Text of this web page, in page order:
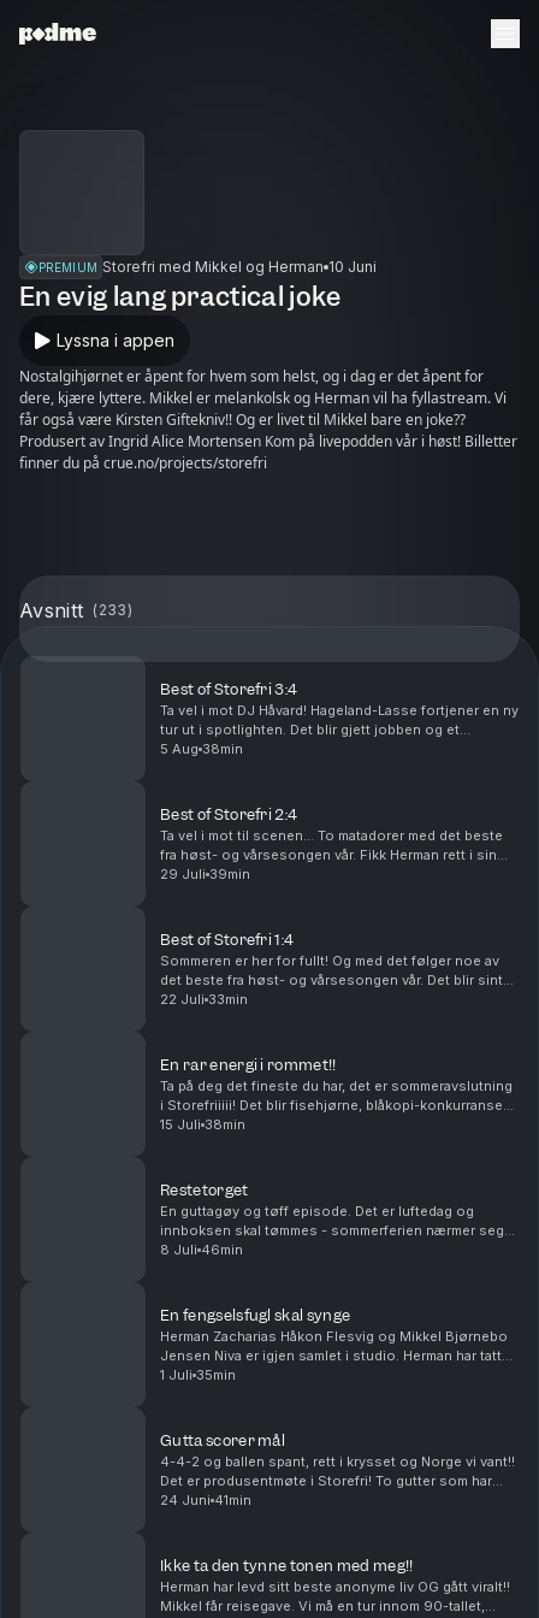
PREMIUM Storefri med Mikkel og Herman 10 Juni
En evig lang practical joke
Lyssna i appen
Nostalgihjørnet er åpent for hvem som helst, og i dag er det åpent for
dere, kjære lyttere. Mikkel er melankolsk og Herman vil ha fyllastream. Vi
får også være Kirsten Giftekniv!! Og er livet til Mikkel bare en joke??
Produsert av Ingrid Alice Mortensen Kom på livepodden vår i høst! Billetter
finner du på crue.no/projects/storefri
Avsnitt ( 233)
Best of Storefri 3:4
Ta vel i mot DJ Håvard! Hageland-Lasse fortjener en ny
tur ut i spotlighten. Det blir gjett jobben og et
tilbakeblikk med sexy matbestillinger… Produsert av
5 Aug 38min
Best of Storefri 2:4
Ta vel i mot til scenen… To matadorer med det beste
fra høst- og vårsesongen vår. Fikk Herman rett i sin
Karpeworld-prediction? Det blir tulletelefon og fis og
29 Juli 39min
Best of Storefri 1:4
Sommeren er her for fullt! Og med det følger noe av
det beste fra høst- og vårsesongen vår. Det blir sinte
riddere, et gjenhør med Hjelp meg (!!), Zero Rest Boys
22 Juli 33min
En rar energi i rommet!!
Ta på deg det fineste du har, det er sommeravslutning
i Storefriiiii! Det blir fisehjørne, blåkopi-konkurranse
og harde tilbakemeldinger fra anmelderen. Produsert
15 Juli 38min
Restetorget
En guttagøy og tøff episode. Det er luftedag og
innboksen skal tømmes - sommerferien nærmer seg
med stormskritt!! Vi skal prøve å finne ut hva en god
8 Juli 46min
En fengselsfugl skal synge
Herman Zacharias Håkon Flesvig og Mikkel Bjørnebo
Jensen Niva er igjen samlet i studio. Herman har tatt
på seg croptoppen. Vi må en tur innom norske
1 Juli 35min
Gutta scorer mål
4-4-2 og ballen spant, rett i krysset og Norge vi vant!!
Det er produsentmøte i Storefri! To gutter som har
sovet lite… Mikkel gjør noe han aldri har gjort før og
24 Juni 41min
Ikke ta den tynne tonen med meg!!
Herman har levd sitt beste anonyme liv OG gått viralt!!
Mikkel får reisegave. Vi må en tur innom 90-tallet,